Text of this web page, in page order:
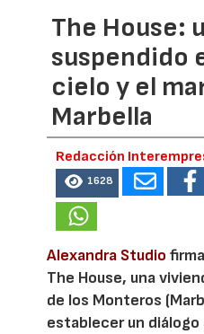
The House:
suspendido
cielo y el
Marbella
Redacción
1628
Alexandra Studio
The House, una
de los Monteros
establecer un